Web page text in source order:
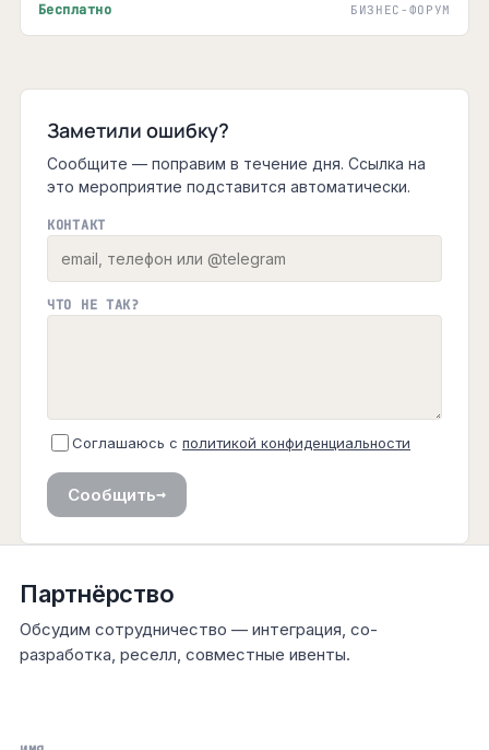
Бесплатно БИЗНЕС-ФОРУМ
Заметили ошибку?
Сообщите — поправим в течение дня. Ссылка на
это мероприятие подставится автоматически.
КОНТАКТ
ЧТО НЕ ТАК?
Соглашаюсь с политикой конфиденциальности
Сообщить→
Партнёрство
Обсудим сотрудничество — интеграция, со-
разработка, реселл, совместные ивенты.